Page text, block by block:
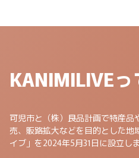
KANIMILIVEっ
可児市と（株）良品計画で特産品
売、販路拡大などを目的とした地
イブ」を2024年5月31日に設立しま